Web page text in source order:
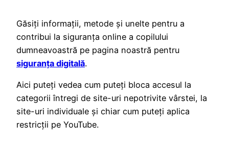
Găsiți informații, metode și unelte pentru a
contribui la siguranța online a copilului
dumneavoastră pe pagina noastră pentru
siguranța digitală.
Aici puteți vedea cum puteți bloca accesul la
categorii întregi de site-uri nepotrivite vârstei, la
site-uri individuale și chiar cum puteți aplica
restricții pe YouTube.